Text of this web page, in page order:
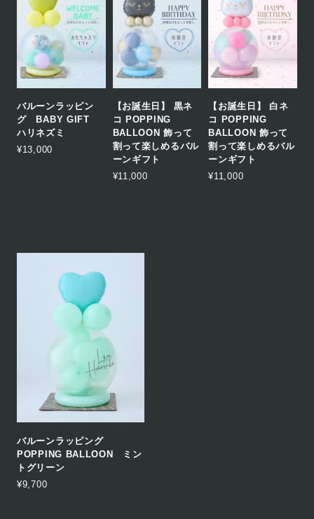
バルーンラッピン
グ BABY GIFT
ハリネズミ
¥13,000
【お誕生日】 黒ネ
コ POPPING
BALLOON 飾って
割って楽しめるバル
ーンギフト
¥11,000
【お誕生日】 白ネ
コ POPPING
BALLOON 飾って
割って楽しめるバル
ーンギフト
¥11,000
バルーンラッピング
POPPING BALLOON ミン
トグリーン
¥9,700